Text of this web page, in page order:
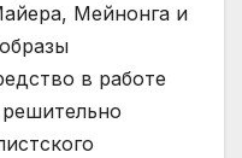
Мейнонга и
в работе